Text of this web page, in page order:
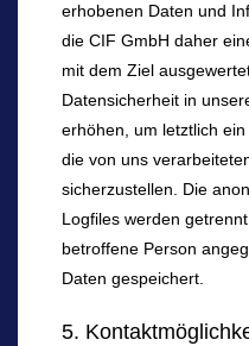
erhobenen Daten und
die CIF GmbH daher
mit dem Ziel
Datensicherheit in
erhöhen, um letztlich
die von uns
sicherzustellen. Die
Logfiles werden
betroffene Person
Daten gespeichert.
5.